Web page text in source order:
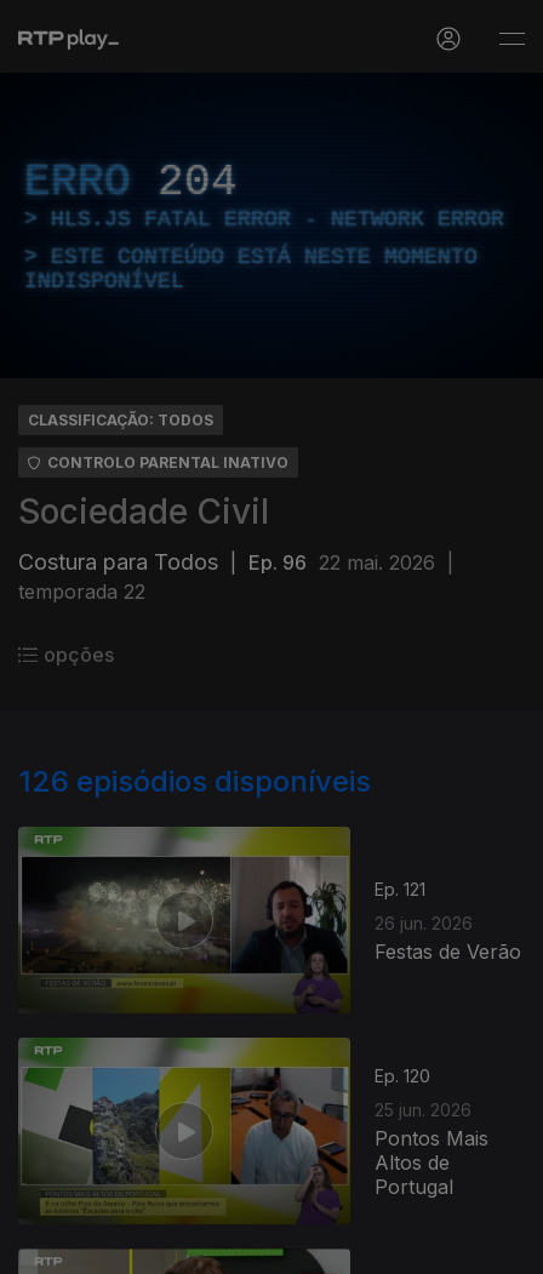
ERRO 204
HLS.JS FATAL ERROR - NETWORK ERROR
ESTE CONTEÚDO ESTÁ NESTE MOMENTO
INDISPONÍVEL
CLASSIFICAÇÃO: TODOS
CONTROLO PARENTAL INATIVO
Sociedade Civil
Costura para Todos Ep. 96 22 mai. 2026
temporada 22
opções
126 episódios disponíveis
Ep. 121
26 jun. 2026
Festas de Verão
Ep. 120
25 jun. 2026
Pontos Mais
Altos de
Portugal